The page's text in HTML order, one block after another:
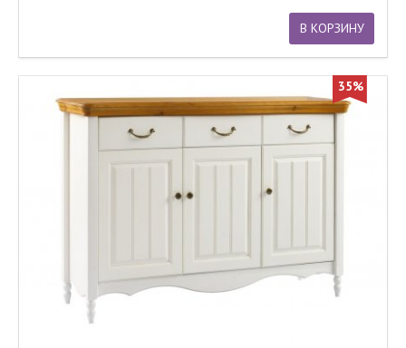
В КОРЗИНУ
35%